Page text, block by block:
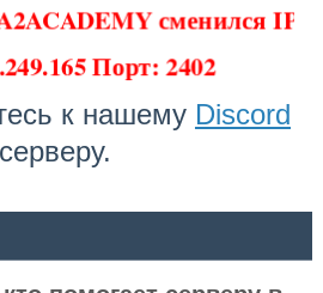
сменился IP
Порт: 2402
к нашему Discord
серверу.